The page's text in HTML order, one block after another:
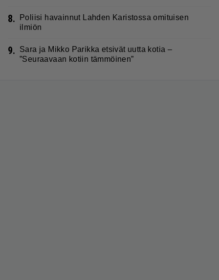
8.
Poliisi havainnut Lahden Karistossa omituisen
ilmiön
9.
Sara ja Mikko Parikka etsivät uutta kotia –
”Seuraavaan kotiin tämmöinen”